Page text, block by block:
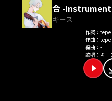
合 -
キース
作詞：tepe
作曲：tepe
編曲：-
歌唱： キー